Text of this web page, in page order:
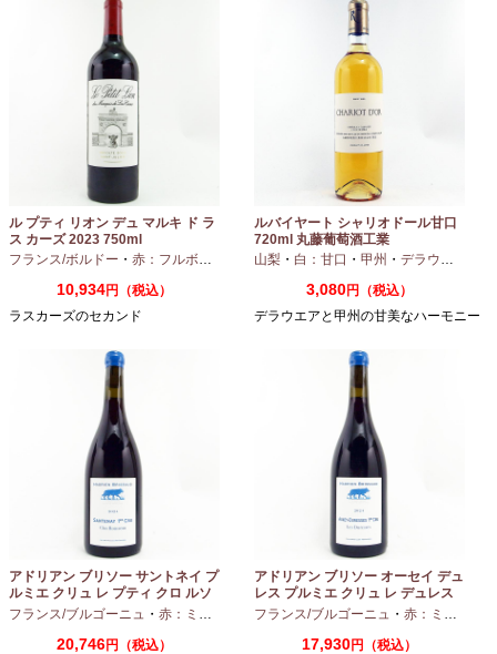
ル プティ リオン デュ マルキ ド ラ
ス カーズ 2023 750ml
フランス/ボルドー ・ 赤：フルボディ
10,934円（税込）
ラスカーズのセカンド
ルバイヤート シャリオドール甘口
720ml 丸藤葡萄酒工業
山梨 ・ 白：甘口 ・ 甲州 ・ デラウエア
3,080円（税込）
デラウエアと甲州の甘美なハーモニー
アドリアン ブリソー サントネイ プ
ルミエ クリュ レ プティ クロ ルソ
ー 2024 750ml
フランス/ブルゴーニュ ・ 赤：ミディアムボディ ・ピノノワール
20,746円（税込）
アドリアン ブリソー オーセイ デュ
レス プルミエ クリュ レ デュレス
2024 750ml
フランス/ブルゴーニュ ・ 赤：ミディアムボディ
17,930円（税込）